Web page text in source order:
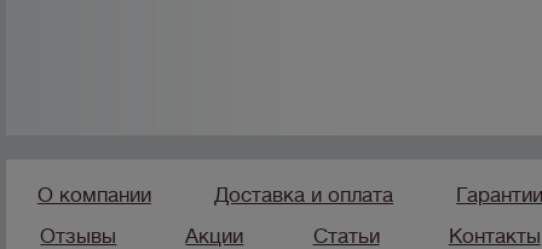
О компании Доставка и оплата
Отзывы
Акции Статьи Контакты